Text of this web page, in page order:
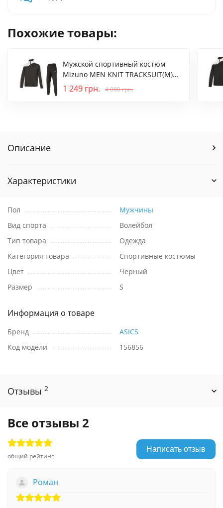
Похожие товары:
Мужской спортивный костюм
Mizuno MEN KNIT TRACKSUIT(M)
(32EG7006C09)
1 249 грн. 4 080грн.
Описание
Характеристики
Пол
Мужчины
Вид спорта
Волейбол
Тип товара
Одежда
Категория товара
Спортивные костюмы
Цвет
Черный
Размер
S
Информация о товаре
Бренд
ASICS
Код модели
156856
Отзывы 2
Все отзывы 2
общий рейтинг
Написать отзыв
Роман